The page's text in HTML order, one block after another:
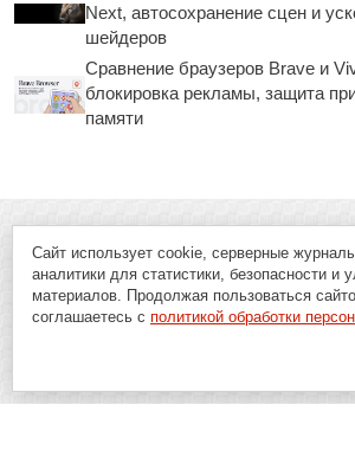
Next, автосохранение сцен и
шейдеров
Сравнение браузеров Brave и
блокировка рекламы, защита
памяти
Сайт использует cookie, серверные
аналитики для статистики, безопасности и
материалов. Продолжая пользоваться
соглашаетесь с политикой обработки